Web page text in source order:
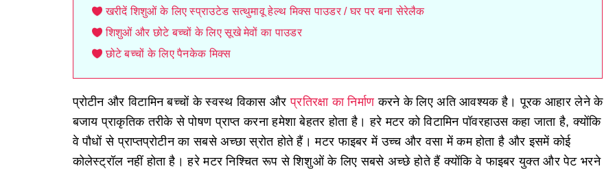
खरीदें शिशुओं के लिए स्प्राउटेड सत्थुमावू हेल्थ मिक्स पाउडर / घर पर बना सेरेलैक
शिशुओं और छोटे बच्चों के लिए सूखे मेवों का पाउडर
छोटे बच्चों के लिए पैनकेक मिक्स
प्रोटीन और विटामिन बच्चों के स्वस्थ विकास औरप्रतिरक्षा का निर्माणकरने के लिए अति आवश्यक है। पूरक आहार लेने के
बजाय प्राकृतिक तरीके से पोषण प्राप्त करना हमेशा बेहतर होता है। हरे मटर को विटामिन पॉवरहाउस कहा जाता है, क्योंकि
वे पौधों से प्राप्तप्रोटीन का सबसे अच्छा स्रोत होते हैं। मटर फाइबर में उच्च और वसा में कम होता है और इसमें कोई
कोलेस्ट्रॉल नहीं होता है। हरे मटर निश्चित रूप से शिशुओं के लिए सबसे अच्छे होते हैं क्योंकि वे फाइबर युक्त और पेट भरने